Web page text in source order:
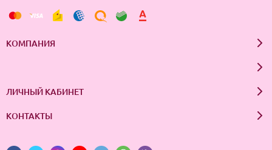
КОМПАНИЯ
ЛИЧНЫЙ КАБИНЕТ
КОНТАКТЫ